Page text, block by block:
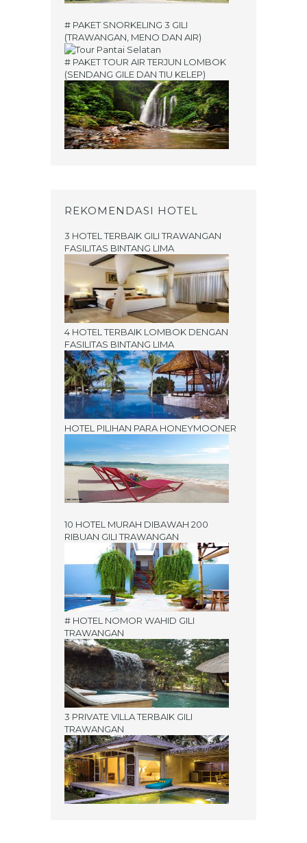
# PAKET SNORKELING 3 GILI
(TRAWANGAN, MENO DAN AIR)
# PAKET TOUR AIR TERJUN LOMBOK
(SENDANG GILE DAN TIU KELEP)
REKOMENDASI HOTEL
3 HOTEL TERBAIK GILI TRAWANGAN
FASILITAS BINTANG LIMA
4 HOTEL TERBAIK LOMBOK DENGAN
FASILITAS BINTANG LIMA
HOTEL PILIHAN PARA HONEYMOONER
10 HOTEL MURAH DIBAWAH 200
RIBUAN GILI TRAWANGAN
# HOTEL NOMOR WAHID GILI
TRAWANGAN
3 PRIVATE VILLA TERBAIK GILI
TRAWANGAN